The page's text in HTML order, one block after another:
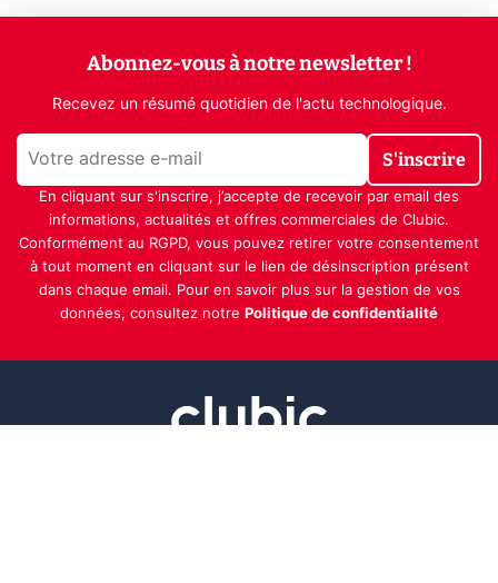
Abonnez-vous à notre newsletter !
Recevez un résumé quotidien de l'actu technologique.
S'inscrire
En cliquant sur s'inscrire, j’accepte de recevoir par email des
informations, actualités et offres commerciales de Clubic.
Conformément au RGPD, vous pouvez retirer votre consentement
à tout moment en cliquant sur le lien de désinscription présent
dans chaque email. Pour en savoir plus sur la gestion de vos
données, consultez notre Politique de confidentialité